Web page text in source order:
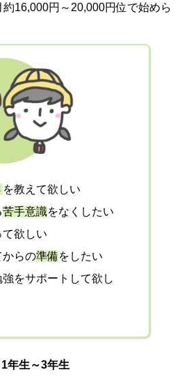
16,000円～20,000円位で始めら
を教えて欲しい
苦手意識をなくしたい
欲しい
らの準備をしたい
強をサポートして欲し
年生～3年生